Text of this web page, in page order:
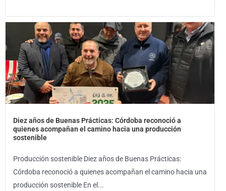
Diez años de Buenas Prácticas: Córdoba reconoció a
quienes acompañan el camino hacia una producción
sostenible
Producción sostenible Diez años de Buenas Prácticas:
Córdoba reconoció a quienes acompañan el camino hacia una
producción sostenible En el...